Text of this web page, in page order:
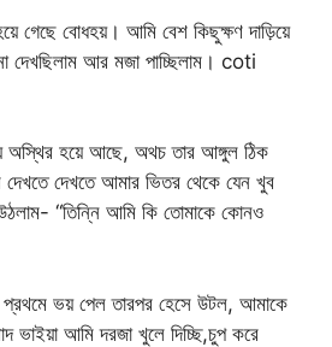
গেছে বোধহয়। আমি বেশ কিছুক্ষণ দাড়িয়ে
দেখছিলাম আর মজা পাচ্ছিলাম। coti
অস্থির হয়ে আছে, অথচ তার আঙ্গুল ঠিক
দেখতে দেখতে আমার ভিতর থেকে যেন খুব
“তিন্নি আমি কি তোমাকে কোনও
প্রথমে ভয় পেল তারপর হেসে উটল, আমাকে
ভাইয়া আমি দরজা খুলে দিচ্ছি,চুপ করে